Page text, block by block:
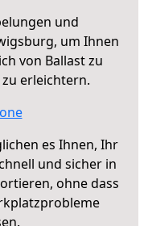
und
um Ihnen
von Ballast zu
erleichtern.
es Ihnen, Ihr
und sicher in
ohne dass